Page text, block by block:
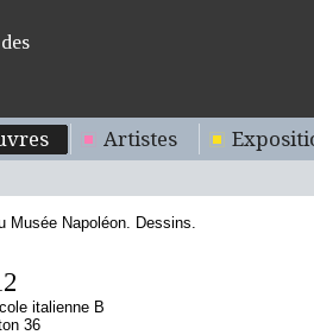
Artistes
Musée Napoléon. Dessins.
italienne B
36